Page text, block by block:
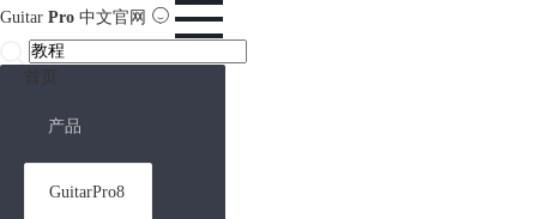
Guitar Pro 中文官网
产品
GuitarPro8